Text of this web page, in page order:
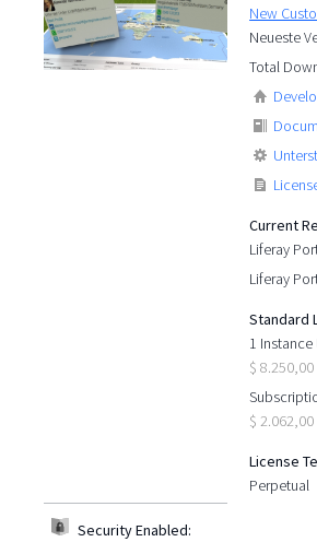
New
Neueste
Total
Current
Liferay
Liferay
Standard
1 Instance
$ 8.250,00
$ 2.062,00
License
Perpetual
Security Enabled: